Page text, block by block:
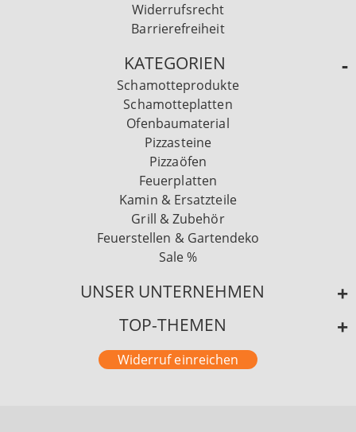
Widerrufsrecht
Barrierefreiheit
KATEGORIEN
Schamotteprodukte
Schamotteplatten
Ofenbaumaterial
Pizzasteine
Pizzaöfen
Feuerplatten
Kamin & Ersatzteile
Grill & Zubehör
Feuerstellen & Gartendeko
Sale %
UNSER UNTERNEHMEN
TOP-THEMEN
Widerruf einreichen